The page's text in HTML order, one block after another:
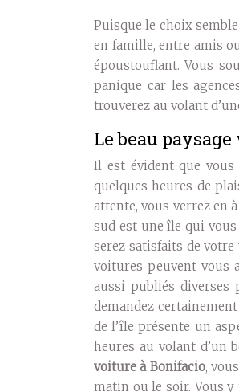
Puisque le choix
en famille, entre amis
époustouflant. Vous
panique car les
trouverez au volant
Le beau
Il est évident que
quelques heures de
attente, vous verrez en
sud est une île qui
serez satisfaits de
voitures peuvent vous
aussi publiés diverses
demandez
de l’île présente un
heures au volant d’un
voiture à Bonifacio,
matin ou le soir. Vous